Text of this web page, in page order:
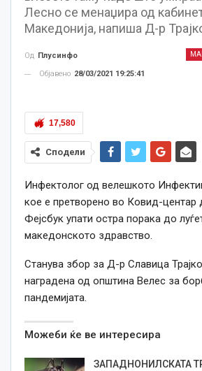
Лесно се менаџира од
Македонија, напиша Д-р
Од Плусинфо
Објавено 28/03/2021 19:25:41
17,580
Сподели
Инфектолог од велешкото
кое е претворено во Ковид-центар
Фејсбук упати остра порака до
македонското здравство.
Станува збор за Д-р Славица
наградена од општина Велес за
пандемијата.
Можеби ќе ве интересира
ЗАПАДНОНИЛСКАТА